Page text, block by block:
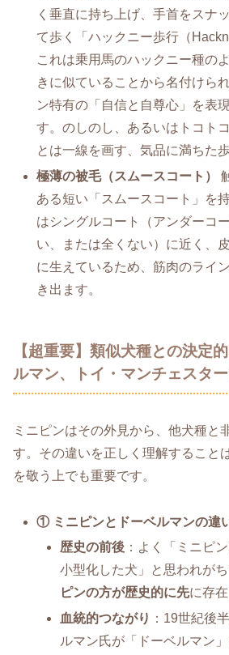
く垂直に持ち上げ、手首をスナ
て歩く「ハックニー歩行（
これは乗用馬のハックニー種の
きに似ていることから名付けら
ン特有の「自信と自尊心」を表
す。のしのし、あるいはトコト
とは一線を画す、気品に満ちた
極薄の被毛（スムースコート）
ある短い「スムースコート」を
はシングルコート（アンダーコ
い、または全くない）に近く、
に生えているため、筋肉のライ
き出ます。
【超重要】類似犬種との決定
ルマン、トイ・マンチェスター
ミニピンはその外見から、他犬種と
す。その違いを正しく理解すること
を敬う上でも重要です。
① ミニピンとドーベルマンの違
歴史の前後 ：よく「ミニピ
小型化した犬」と思われが
ピンの方が歴史的に先に存
血統的つながり ：19世紀後
ルマン氏が「ドーベルマン